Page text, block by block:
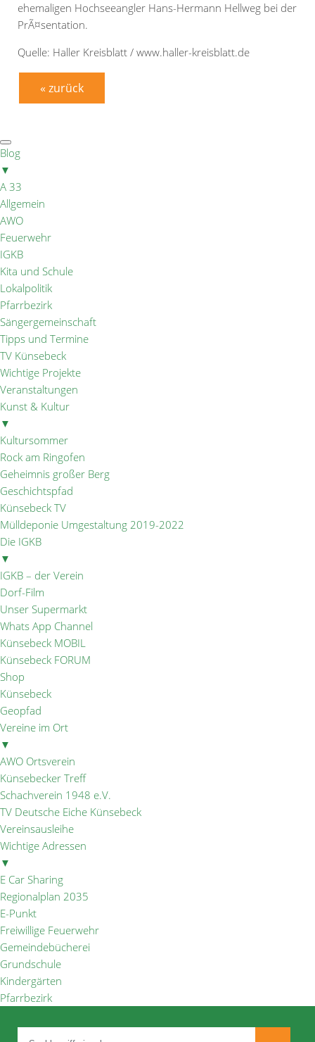
ehemaligen Hochseeangler Hans-Hermann Hellweg bei der
PrÃ¤sentation.
Quelle: Haller Kreisblatt / www.haller-kreisblatt.de
« zurück
Blog
▼
A 33
Allgemein
AWO
Feuerwehr
IGKB
Kita und Schule
Lokalpolitik
Pfarrbezirk
Sängergemeinschaft
Tipps und Termine
TV Künsebeck
Wichtige Projekte
Veranstaltungen
Kunst & Kultur
▼
Kultursommer
Rock am Ringofen
Geheimnis großer Berg
Geschichtspfad
Künsebeck TV
Mülldeponie Umgestaltung 2019-2022
Die IGKB
▼
IGKB – der Verein
Dorf-Film
Unser Supermarkt
Whats App Channel
Künsebeck MOBIL
Künsebeck FORUM
Shop
Künsebeck
Geopfad
Vereine im Ort
▼
AWO Ortsverein
Künsebecker Treff
Schachverein 1948 e.V.
TV Deutsche Eiche Künsebeck
Vereinsausleihe
Wichtige Adressen
▼
E Car Sharing
Regionalplan 2035
E-Punkt
Freiwillige Feuerwehr
Gemeindebücherei
Grundschule
Kindergärten
Pfarrbezirk